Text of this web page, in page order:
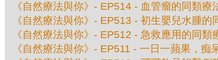
《自然療法與你》- EP514 - 血管瘤的同類療
《自然療法與你》- EP513 - 初生嬰兒水腫的
《自然療法與你》- EP512 - 急救應用的同類
《自然療法與你》- EP511 - 一日一蘋果，痴